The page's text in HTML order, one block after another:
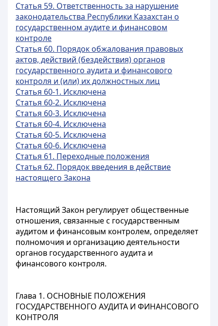
Статья 59. Ответственность за нарушение
законодательства Республики Казахстан о
государственном аудите и финансовом
контроле
Статья 60. Порядок обжалования правовых
актов, действий (бездействия) органов
государственного аудита и финансового
контроля и (или) их должностных лиц
Статья 60-1. Исключена
Статья 60-2. Исключена
Статья 60-3. Исключена
Статья 60-4. Исключена
Статья 60-5. Исключена
Статья 60-6. Исключена
Статья 61. Переходные положения
Статья 62. Порядок введения в действие
настоящего Закона
Настоящий Закон регулирует общественные
отношения, связанные с государственным
аудитом и финансовым контролем, определяет
полномочия и организацию деятельности
органов государственного аудита и
финансового контроля.
Глава 1. ОСНОВНЫЕ ПОЛОЖЕНИЯ
ГОСУДАРСТВЕННОГО АУДИТА И ФИНАНСОВОГО
КОНТРОЛЯ